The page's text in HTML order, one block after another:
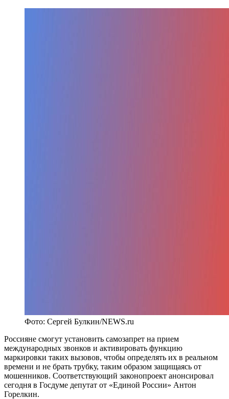
Фото: Сергей Булкин/NEWS.ru
Россияне смогут установить самозапрет на прием
международных звонков и активировать функцию
маркировки таких вызовов, чтобы определять их в реальном
времени и не брать трубку, таким образом защищаясь от
мошенников. Соответствующий законопроект анонсировал
сегодня в Госдуме депутат от «Единой России» Антон
Горелкин.